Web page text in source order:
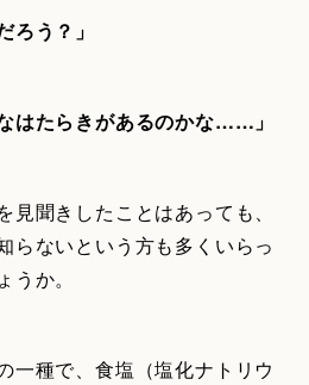
ろう？」
はたらきがあるのかな……」
聞きしたことはあっても、
らないという方も多くいらっ
か。
一種で、食塩（塩化ナトリウ